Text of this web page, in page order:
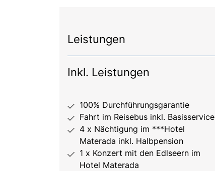
Leistungen
Inkl. Leistungen
100% Durchführungsgarantie
Fahrt im Reisebus inkl. Basisservice
4 x Nächtigung im ***Hotel
Materada inkl. Halbpension
1 x Konzert mit den Edlseern im
Hotel Materada